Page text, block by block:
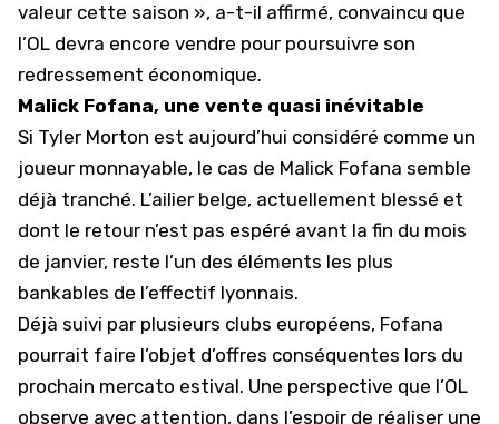
valeur cette saison », a-t-il affirmé, convaincu que
l’OL devra encore vendre pour poursuivre son
redressement économique.
Malick Fofana, une vente quasi inévitable
Si Tyler Morton est aujourd’hui considéré comme un
joueur monnayable, le cas de Malick Fofana semble
déjà tranché. L’ailier belge, actuellement blessé et
dont le retour n’est pas espéré avant la fin du mois
de janvier, reste l’un des éléments les plus
bankables de l’effectif lyonnais.
Déjà suivi par plusieurs clubs européens, Fofana
pourrait faire l’objet d’offres conséquentes lors du
prochain mercato estival. Une perspective que l’OL
observe avec attention, dans l’espoir de réaliser une